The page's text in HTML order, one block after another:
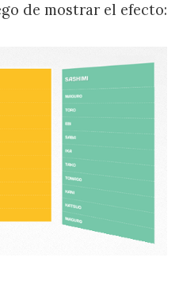
de mostrar el efecto: